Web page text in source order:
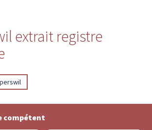
extrait registre
compétent